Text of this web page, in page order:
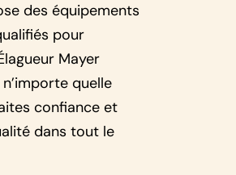
des équipements
pour
Mayer
quelle
confiance et
dans tout le